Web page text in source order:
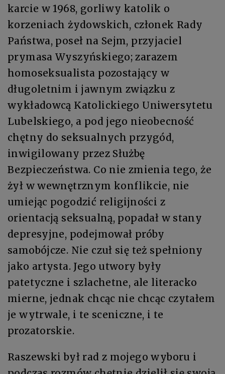
karcie w 1968, gorliwy katolik o
korzeniach żydowskich, członek Rady
Państwa, poseł na Sejm, przyjaciel
prymasa Wyszyńskiego; zarazem
homoseksualista pozostający w
długoletnim i jawnym związku z
wykładowcą Katolickiego Uniwersytetu
Lubelskiego, a pod jego nieobecność
chętny do seksualnych przygód,
inwigilowany przez Służbę
Bezpieczeństwa. Co nie zmienia tego, że
żył w wewnętrznym konflikcie, nie
umiejąc pogodzić religijności z
orientacją seksualną, popadał w stany
depresyjne, podejmował próby
samobójcze. Nie czuł się też spełniony
jako artysta. Jego utwory były
patetyczne i szlachetne, ale literacko
mierne, jednak chcąc nie chcąc czytałem
je wytrwale, i te sceniczne, i te
prozatorskie.
Raszewski był rad z mojego wyboru i